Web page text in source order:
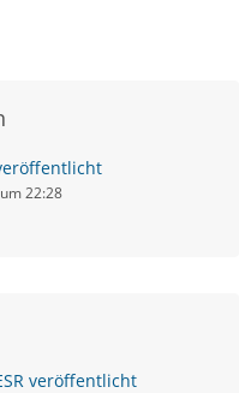
22:28
veröffentlicht